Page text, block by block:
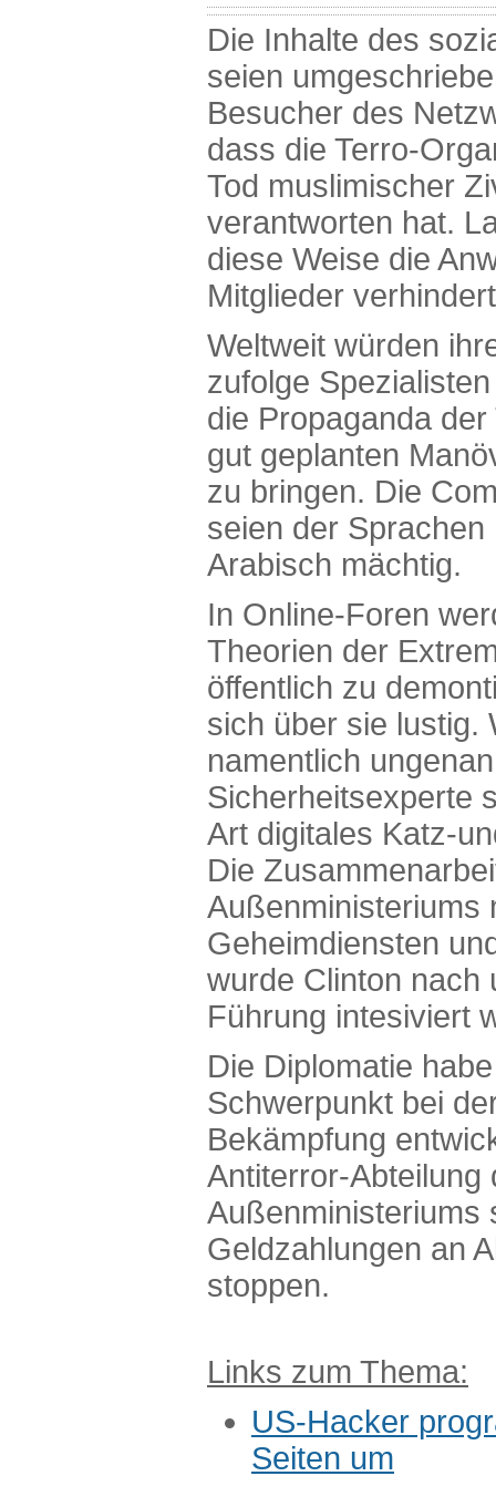
Die Inhalte des
seien
Besucher des
dass die Terro-
Tod muslimischer
verantworten hat.
diese Weise die
Mitglieder
Weltweit würden
zufolge
die Propaganda
gut geplanten
zu bringen. Die
seien der
Arabisch mächtig.
In Online-Foren
Theorien der
öffentlich zu
sich über sie lustig.
namentlich
Sicherheitsexperte
Art digitales Katz-
Die
Außenministeriums
Geheimdiensten
wurde Clinton nach
Führung intesiviert
Die Diplomatie
Schwerpunkt bei
Bekämpfung
Antiterror-Abteilung
Außenministeriums
Geldzahlungen an
stoppen.
Links zum Thema:
US-Hacker
Seiten um